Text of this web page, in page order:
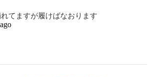
てますが履けばなおります